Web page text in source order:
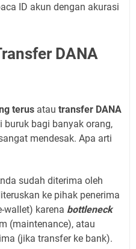
ID akun dengan akurasi
DANA
terus atau transfer DANA
buruk bagi banyak orang,
mendesak. Apa arti
sudah diterima oleh
ke pihak penerima
wallet) karena bottleneck
(maintenance), atau
(jika transfer ke bank).